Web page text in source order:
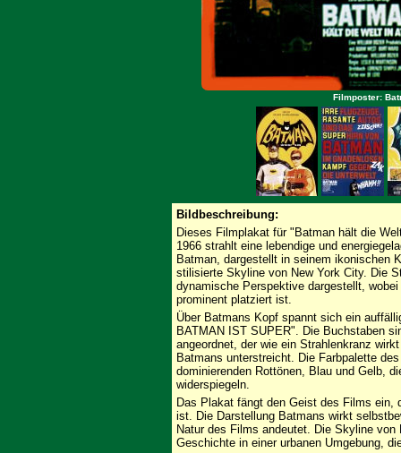
Filmposter:
Bildbeschreibung:
Dieses Filmplakat für "Batman hält die
1966 strahlt eine lebendige und
Batman, dargestellt in seinem ikonischen
stilisierte Skyline von New York City. Die
dynamische Perspektive dargestellt,
prominent platziert ist.
Über Batmans Kopf spannt sich ein
BATMAN IST SUPER". Die Buchstaben
angeordnet, der wie ein Strahlenkranz
Batmans unterstreicht. Die Farbpalette
dominierenden Rottönen, Blau und Gelb,
widerspiegeln.
Das Plakat fängt den Geist des Films ein,
ist. Die Darstellung Batmans wirkt
Natur des Films andeutet. Die Skyline
Geschichte in einer urbanen Umgebung,